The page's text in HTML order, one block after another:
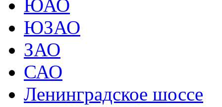
ЮАО
ЮЗАО
ЗАО
САО
Ленинградское шоссе